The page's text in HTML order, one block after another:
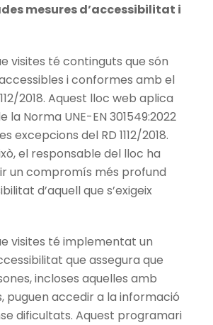
mesures d’accessibilitat i
visites té continguts que són
i conformes amb el
2018. Aquest lloc web aplica
la Norma UNE-EN 301549:2022
excepcions del RD 1112/2018.
el responsable del lloc ha
un compromís més profund
d’aquell que s’exigeix
visites té implementat un
que assegura que
incloses aquelles amb
puguen accedir a la informació
dificultats. Aquest programari